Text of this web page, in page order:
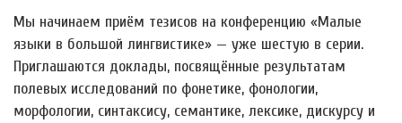
Мы начинаем приём тезисов на конференцию «Малые
языки в большой лингвистике» — уже шестую в серии.
Приглашаются доклады, посвящённые результатам
полевых исследований по фонетике, фонологии,
морфологии, синтаксису, семантике, лексике, дискурсу и